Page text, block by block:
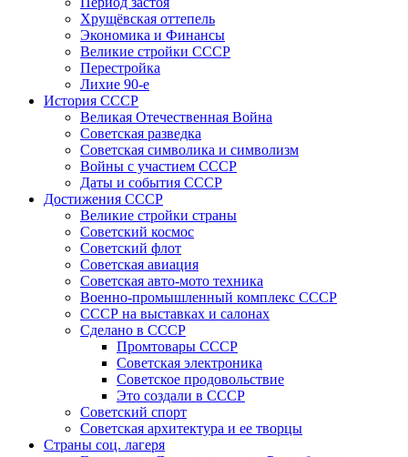
Хрущёвская оттепель
Экономика и Финансы
Великие стройки СССР
Перестройка
Лихие 90-е
История СССР
Великая Отечественная Война
Советская разведка
Советская символика и символизм
Войны с участием СССР
Даты и события СССР
Достижения СССР
Великие стройки страны
Советский космос
Советский флот
Советская авиация
Советская авто-мото техника
Военно-промышленный комплекс СССР
СССР на выставках и салонах
Сделано в СССР
Промтовары СССР
Советская электроника
Советское продовольствие
Это создали в СССР
Советский спорт
Советская архитектура и ее творцы
Страны соц. лагеря